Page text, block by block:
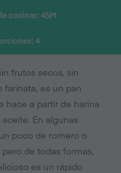
cocinar: 45M
4
frutos secos, sin
farinata, es un pan
hace a partir de harina
En algunas
poco de romero o
de todas formas,
es un rápido